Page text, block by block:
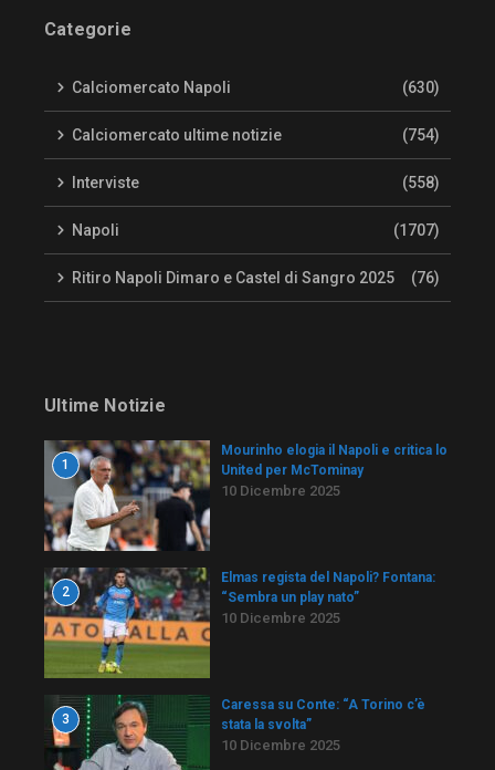
Categorie
Calciomercato Napoli (630)
Calciomercato ultime notizie (754)
Interviste (558)
Napoli (1707)
Ritiro Napoli Dimaro e Castel di Sangro 2025 (76)
Ultime Notizie
1
Mourinho elogia il Napoli e critica lo
United per McTominay
10 Dicembre 2025
2
Elmas regista del Napoli? Fontana:
“Sembra un play nato”
10 Dicembre 2025
3
Caressa su Conte: “A Torino c’è
stata la svolta”
10 Dicembre 2025